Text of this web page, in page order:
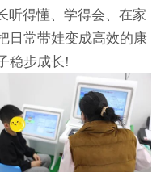
听得懂、学得会、在家
日常带娃变成高效的康
稳步成长!